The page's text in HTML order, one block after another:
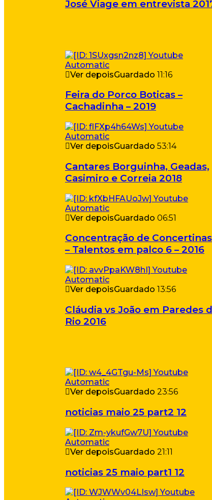
José Viage em entrevista
Ver depoisGuardado 11:16
Feira do Porco Boticas –
Cachadinha – 2019
Ver depoisGuardado 53:14
Cantares Borguinha, Geadas,
Casimiro e Correia 2018
Ver depoisGuardado 06:51
Concentração de Concertinas
– Talentos em palco 6 – 2016
Ver depoisGuardado 13:56
Cláudia vs João em Paredes
Rio 2016
Ver depoisGuardado 23:56
noticias maio 25 part2 12
Ver depoisGuardado 21:11
noticias 25 maio part1 12